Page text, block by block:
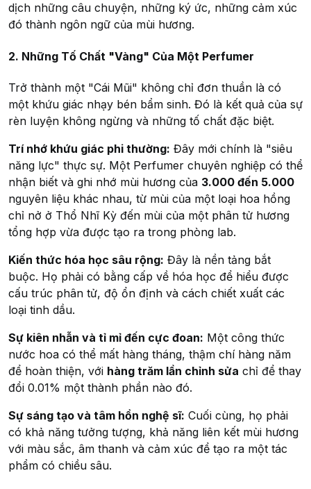
dịch những câu chuyện, những ký ức, những cảm xúc
đó thành ngôn ngữ của mùi hương.
2. Những Tố Chất "Vàng" Của Một Perfumer
Trở thành một "Cái Mũi" không chỉ đơn thuần là có
một khứu giác nhạy bén bẩm sinh. Đó là kết quả của sự
rèn luyện không ngừng và những tố chất đặc biệt.
Trí nhớ khứu giác phi thường: Đây mới chính là "siêu
năng lực" thực sự. Một Perfumer chuyên nghiệp có thể
nhận biết và ghi nhớ mùi hương của 3.000 đến 5.000
nguyên liệu khác nhau, từ mùi của một loại hoa hồng
chỉ nở ở Thổ Nhĩ Kỳ đến mùi của một phân tử hương
tổng hợp vừa được tạo ra trong phòng lab.
Kiến thức hóa học sâu rộng: Đây là nền tảng bắt
buộc. Họ phải có bằng cấp về hóa học để hiểu được
cấu trúc phân tử, độ ổn định và cách chiết xuất các
loại tinh dầu.
Sự kiên nhẫn và tỉ mỉ đến cực đoan: Một công thức
nước hoa có thể mất hàng tháng, thậm chí hàng năm
để hoàn thiện, với hàng trăm lần chỉnh sửa chỉ để thay
đổi 0.01% một thành phần nào đó.
Sự sáng tạo và tâm hồn nghệ sĩ: Cuối cùng, họ phải
có khả năng tưởng tượng, khả năng liên kết mùi hương
với màu sắc, âm thanh và cảm xúc để tạo ra một tác
phẩm có chiều sâu.